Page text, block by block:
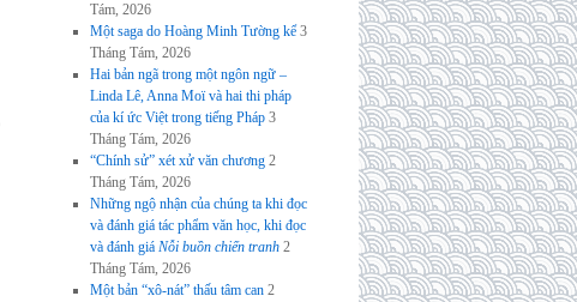
Tám, 2026
Một saga do Hoàng Minh Tường kể 3
Tháng Tám, 2026
Hai bản ngã trong một ngôn ngữ –
Linda Lê, Anna Moï và hai thi pháp
của kí ức Việt trong tiếng Pháp 3
Tháng Tám, 2026
“Chính sử” xét xử văn chương 2
Tháng Tám, 2026
Những ngộ nhận của chúng ta khi đọc
và đánh giá tác phẩm văn học, khi đọc
và đánh giá Nỗi buồn chiến tranh 2
Tháng Tám, 2026
Một bản “xô-nát” thấu tâm can 2